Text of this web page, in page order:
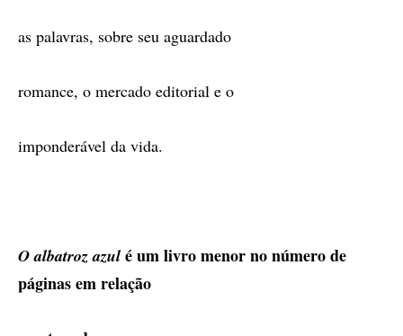
as palavras, sobre seu aguardado
romance, o mercado editorial e o
imponderável da vida.
O albatroz azul é um livro menor no número de
páginas em relação